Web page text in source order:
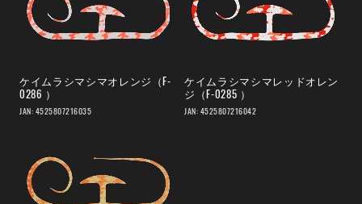
ケイムラシマシマオレンジ（F-
0286 ）
JAN: 4525807216035
ケイムラシマシマレッドオレン
ジ（F-0285 ）
JAN: 4525807216042